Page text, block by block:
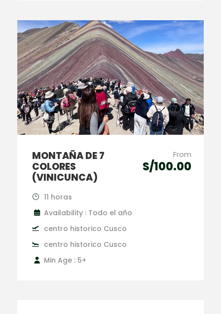
MONTAÑA DE 7
COLORES
(VINICUNCA)
From
S/100.00
11 horas
Availability : Todo el año
centro historico Cusco
centro historico Cusco
Min Age : 5+